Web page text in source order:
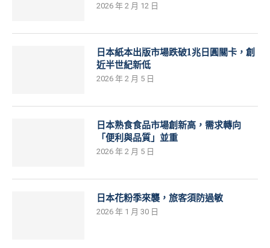
2026 年 2 月 12 日
日本紙本出版市場跌破1兆日圓關卡，創
近半世紀新低
2026 年 2 月 5 日
日本熟食食品市場創新高，需求轉向
「便利與品質」並重
2026 年 2 月 5 日
日本花粉季來襲，旅客須防過敏
2026 年 1 月 30 日